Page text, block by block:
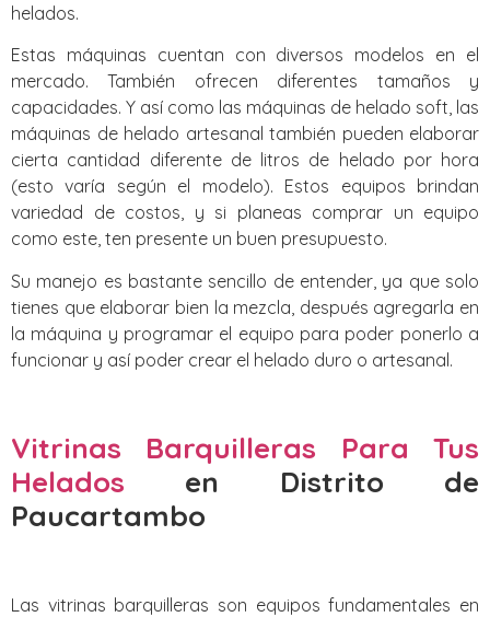
helados.
Estas máquinas cuentan con diversos modelos en el
mercado. También ofrecen diferentes tamaños y
capacidades. Y así como las máquinas de helado soft, las
máquinas de helado artesanal también pueden elaborar
cierta cantidad diferente de litros de helado por hora
(esto varía según el modelo). Estos equipos brindan
variedad de costos, y si planeas comprar un equipo
como este, ten presente un buen presupuesto.
Su manejo es bastante sencillo de entender, ya que solo
tienes que elaborar bien la mezcla, después agregarla en
la máquina y programar el equipo para poder ponerlo a
funcionar y así poder crear el helado duro o artesanal.
Vitrinas Barquilleras Para Tus
Helados en Distrito de
Paucartambo‎
Las vitrinas barquilleras son equipos fundamentales en